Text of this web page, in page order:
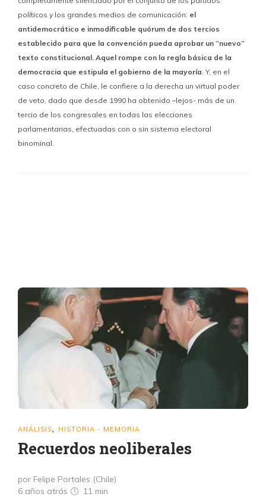
políticos y los grandes medios de comunicación: el
antidemocrático e inmodificable quórum de dos tercios
establecido para que la convención pueda aprobar un “nuevo”
texto constitucional. Aquel rompe con la regla básica de la
democracia que estipula el gobierno de la mayoría . Y, en el
caso concreto de Chile, le confiere a la derecha un virtual poder
de veto, dado que desde 1990 ha obtenido –lejos- más de un
tercio de los congresales en todas las elecciones
parlamentarias, efectuadas con o sin sistema electoral
binominal.
ANÁLISIS HISTORIA - MEMORIA
Recuerdos neoliberales
por Felipe Portales (Chile)
6 años atrás
11 min